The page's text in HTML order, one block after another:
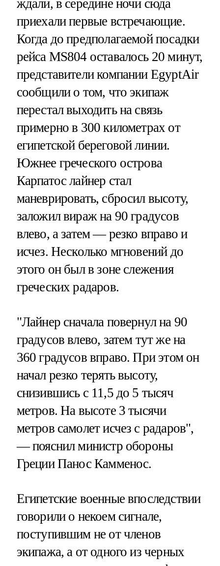
ждали, в середине ночи сюда
приехали первые встречающие.
Когда до предполагаемой посадки
рейса MS804 оставалось 20 минут,
представители компании EgyptAir
сообщили о том, что экипаж
перестал выходить на связь
примерно в 300 километрах от
египетской береговой линии.
Южнее греческого острова
Карпатос лайнер стал
маневрировать, сбросил высоту,
заложил вираж на 90 градусов
влево, а затем — резко вправо и
исчез. Несколько мгновений до
этого он был в зоне слежения
греческих радаров.
"Лайнер сначала повернул на 90
градусов влево, затем тут же на
360 градусов вправо. При этом он
начал резко терять высоту,
снизившись с 11,5 до 5 тысяч
метров. На высоте 3 тысячи
метров самолет исчез с радаров",
— пояснил министр обороны
Греции Панос Камменос.
Египетские военные впоследствии
говорили о некоем сигнале,
поступившим не от членов
экипажа, а от одного из черных